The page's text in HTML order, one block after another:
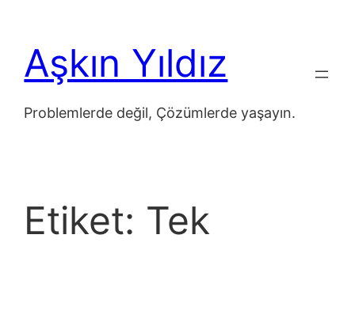
Aşkın Yıldız
Problemlerde değil, Çözümlerde yaşayın.
Etiket: Tek